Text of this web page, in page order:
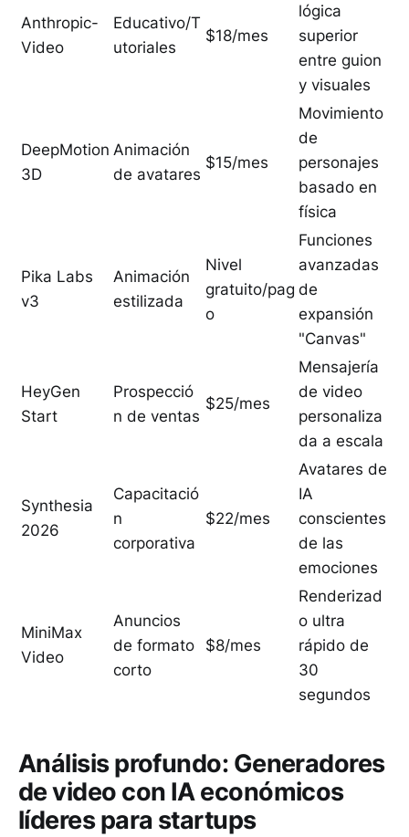
Anthropic-
Video
Educativo/T
utoriales
$18/mes
lógica
superior
entre guion
y visuales
DeepMotion
3D
Animación
de avatares
$15/mes
Movimiento
de
personajes
basado en
física
Pika Labs
v3
Animación
estilizada
Nivel
gratuito/pag
o
Funciones
avanzadas
de
expansión
"Canvas"
HeyGen
Start
Prospecció
n de ventas
$25/mes
Mensajería
de video
personaliza
da a escala
Synthesia
2026
Capacitació
n
corporativa
$22/mes
Avatares de
IA
conscientes
de las
emociones
MiniMax
Video
Anuncios
de formato
corto
$8/mes
Renderizad
o ultra
rápido de
30
segundos
Análisis profundo: Generadores
de video con IA económicos
líderes para startups